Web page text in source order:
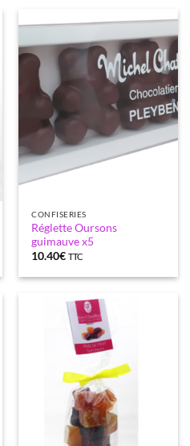
CONFISERIES
Réglette Oursons
guimauve x5
10.40€ TTC